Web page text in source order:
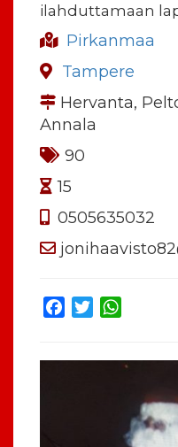
ilahduttamaan
Pirkanmaa
Tampere
Hervanta,
Annala
90
15
0505635032
Facebook
Twitter